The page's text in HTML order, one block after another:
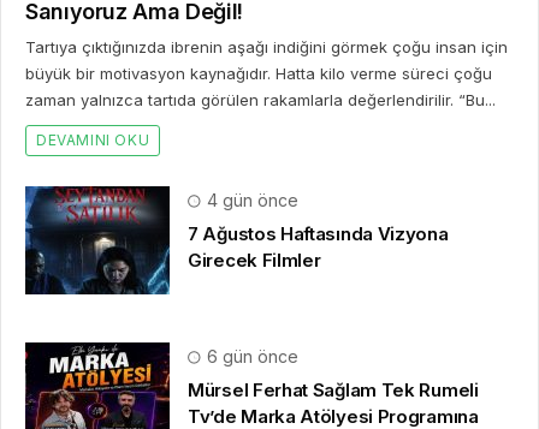
Sanıyoruz Ama Değil!
Tartıya çıktığınızda ibrenin aşağı indiğini görmek çoğu insan için
büyük bir motivasyon kaynağıdır. Hatta kilo verme süreci çoğu
zaman yalnızca tartıda görülen rakamlarla değerlendirilir. “Bu...
DEVAMINI OKU
4 gün önce
7 Ağustos Haftasında Vizyona
Girecek Filmler
6 gün önce
Mürsel Ferhat Sağlam Tek Rumeli
Tv’de Marka Atölyesi Programına